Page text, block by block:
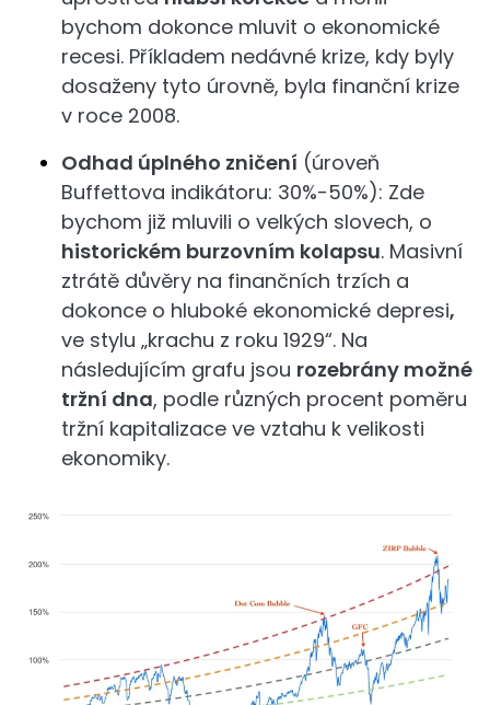
bychom dokonce mluvit o ekonomické
recesi. Příkladem nedávné krize, kdy byly
dosaženy tyto úrovně, byla finanční krize
v roce 2008.
Odhad úplného zničení (úroveň
Buffettova indikátoru: 30%-50%): Zde
bychom již mluvili o velkých slovech, o
historickém burzovním kolapsu. Masivní
ztrátě důvěry na finančních trzích a
dokonce o hluboké ekonomické depresi,
ve stylu „krachu z roku 1929“. Na
následujícím grafu jsou rozebrány možné
tržní dna, podle různých procent poměru
tržní kapitalizace ve vztahu k velikosti
ekonomiky.